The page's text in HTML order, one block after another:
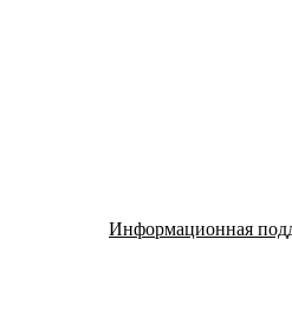
Информационная